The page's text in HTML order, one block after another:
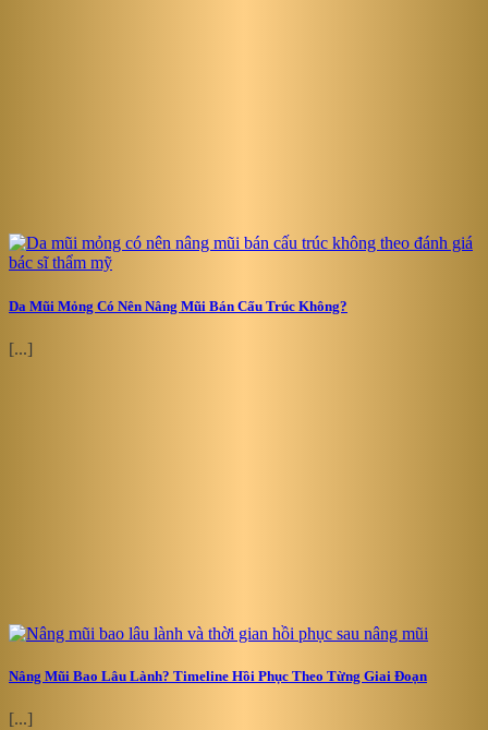
Da Mũi Mỏng Có Nên Nâng Mũi Bán Cấu Trúc Không?
[...]
Nâng Mũi Bao Lâu Lành? Timeline Hồi Phục Theo Từng Giai Đoạn
[...]